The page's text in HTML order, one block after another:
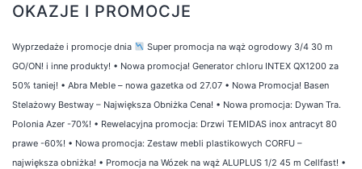
OKAZJE I PROMOCJE
Wyprzedaże i promocje dnia
Super promocja na wąż ogrodowy 3/4 30 m
GO/ON! i inne produkty! • Nowa promocja! Generator chloru INTEX QX1200 za
50% taniej! • Abra Meble – nowa gazetka od 27.07 • Nowa Promocja! Basen
Stelażowy Bestway – Największa Obniżka Cena! • Nowa promocja: Dywan Tra.
Polonia Azer -70%! • Rewelacyjna promocja: Drzwi TEMIDAS inox antracyt 80
prawe -60%! • Nowa promocja: Zestaw mebli plastikowych CORFU –
największa obniżka! • Promocja na Wózek na wąż ALUPLUS 1/2 45 m Cellfast! •